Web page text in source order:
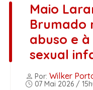
Maio
Brumado
abuso e
sexual
Por: Wilker
07 Mai 2026 /